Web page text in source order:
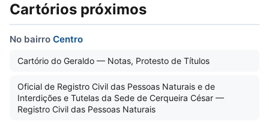
Cartórios próximos
No bairro Centro
Cartório do Geraldo — Notas, Protesto de Títulos
Oficial de Registro Civil das Pessoas Naturais e de
Interdições e Tutelas da Sede de Cerqueira César —
Registro Civil das Pessoas Naturais